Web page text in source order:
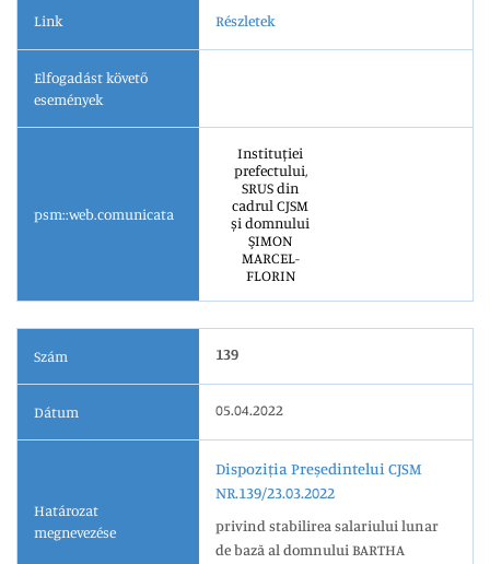
Link Részletek
Elfogadást követő
események
psm::web.comunicata
Instituției
prefectului,
SRUS din
cadrul CJSM
și domnului
ŞIMON
MARCEL-
FLORIN
Szám 139
Dátum 05.04.2022
Határozat
megnevezése
Dispoziția Președintelui CJSM
NR.139/23.03.2022
privind stabilirea salariului lunar
de bază al domnului BARTHA